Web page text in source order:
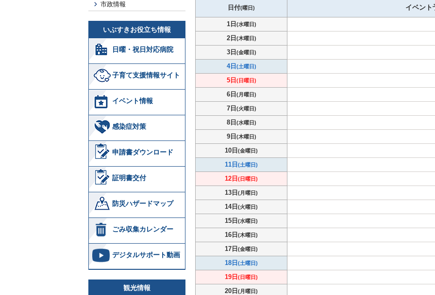
市政情報
いぶすきお役立ち情報
日曜・祝日対応病院
子育て支援情報サイト
イベント情報
感染症対策
申請書ダウンロード
証明書交付
防災ハザードマップ
ごみ収集カレンダー
デジタルサポート動画
観光情報
日付(曜日) イベント
1日 (水曜日)
2日 (木曜日)
3日 (金曜日)
4日 (土曜日)
5日 (日曜日)
6日 (月曜日)
7日 (火曜日)
8日 (水曜日)
9日 (木曜日)
10日 (金曜日)
11日 (土曜日)
12日 (日曜日)
13日 (月曜日)
14日 (火曜日)
15日 (水曜日)
16日 (木曜日)
17日 (金曜日)
18日 (土曜日)
19日 (日曜日)
20日 (月曜日)